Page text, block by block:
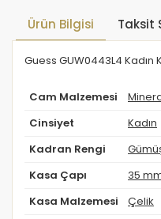
Ürün Bilgisi Taksit
Guess GUW0443L4 Kadın
Cam Malzemesi
Cinsiyet Kadın
Kadran Rengi
Kasa Çapı 35
Kasa Malzemesi Çelik